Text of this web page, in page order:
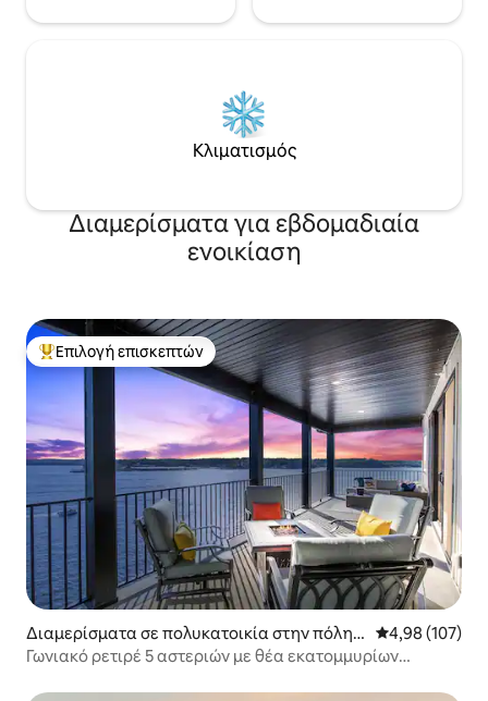
Κλιματισμός
Διαμερίσματα για εβδομαδιαία
ενοικίαση
Κορυφαία επιλογή επισκεπτών
Επιλογή επισκεπτών
Διαμερίσματα σε πολυκατοικία στην πόλη
Osage Beach
Μέση
4,98 (107)
Γωνιακό ρετιρέ 5 αστεριών με θέα εκατομμυρίων